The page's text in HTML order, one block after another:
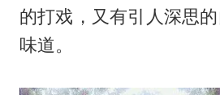
的打戏，又有引人深思
味道。